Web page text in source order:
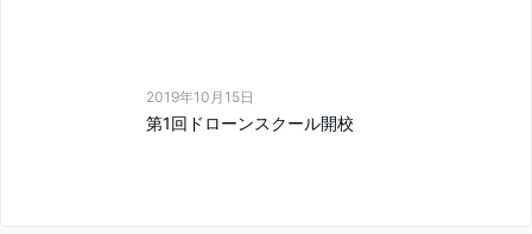
2019年10月15日
第1回ドローンスクール開校